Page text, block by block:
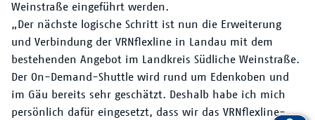
Weinstraße eingeführt werden.
„Der nächste logische Schritt ist nun die Erweiterung
und Verbindung der VRNflexline in Landau mit dem
bestehenden Angebot im Landkreis Südliche Weinstraße.
Der On-Demand-Shuttle wird rund um Edenkoben und
im Gäu bereits sehr geschätzt. Deshalb habe ich mich
persönlich dafür eingesetzt, dass wir das VRNflexline-